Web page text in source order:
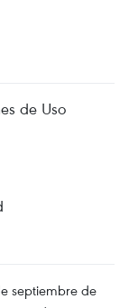
de Uso
septiembre de